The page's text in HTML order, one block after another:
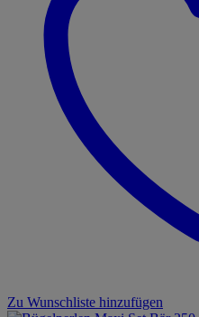
Zu Wunschliste hinzufügen